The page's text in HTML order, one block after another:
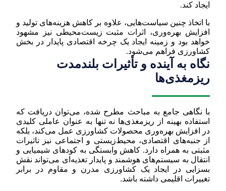
ایجاد کند.
با اتخاذ چنین سیاست‌هایی، علاوه بر کاهش هزینه‌های تولید و
افزایش بهره‌وری، اثرات مثبت زیست‌محیطی نیز مشهود
خواهد بود و زمینه ایجاد یک چرخه اقتصادی پایدار در بخش
کشاورزی فراهم می‌شود.
نگاه به آینده و تأثیرات بلندمدت
ریزمغذی‌ها
با نگاهی جامع به مباحث مطرح شده، می‌توان دریافت که
استفاده بهینه از ریزمغذی‌ها نه تنها به عنوان عاملی کلیدی
در افزایش بهره‌وری محصولات کشاورزی عمل می‌کند، بلکه
از جنبه‌های اقتصادی، محیط‌زیستی و اجتماعی نیز تاثیرات
مثبتی به همراه دارد. کاهش وابستگی به کودهای شیمیایی و
انتقال به سیستم‌های هوشمند و پایدار تغذیه‌ای می‌تواند نقش
بسزایی در ایجاد یک کشاورزی مدرن و مقاوم در برابر
تغییرات اقلیمی داشته باشد.